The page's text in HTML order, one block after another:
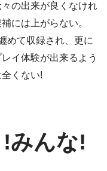
の出来が良くなけれ
には上がらない。
めて収録され、更に
イ体験が出来るよう
くない!
みんな!